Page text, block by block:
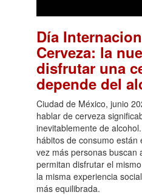
Día
Cerveza: la
disfrutar una
depende del
Ciudad de México, junio
hablar de cerveza
inevitablemente de
hábitos de consumo están
vez más personas buscan
permitan disfrutar el
la misma experiencia
más equilibrada.